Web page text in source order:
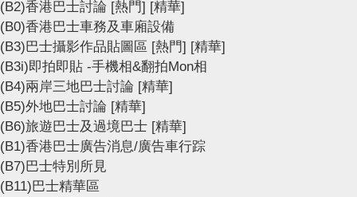
(B2)香港巴士討論 [熱門] [精華]
(B0)香港巴士車務及車廂設備
(B3)巴士攝影作品貼圖區 [熱門] [精華]
(B3i)即拍即貼 -手機相&翻拍Mon相
(B4)兩岸三地巴士討論 [精華]
(B5)外地巴士討論 [精華]
(B6)旅遊巴士及過境巴士 [精華]
(B1)香港巴士廣告消息/廣告車行踪
(B7)巴士特別所見
(B11)巴士精華區